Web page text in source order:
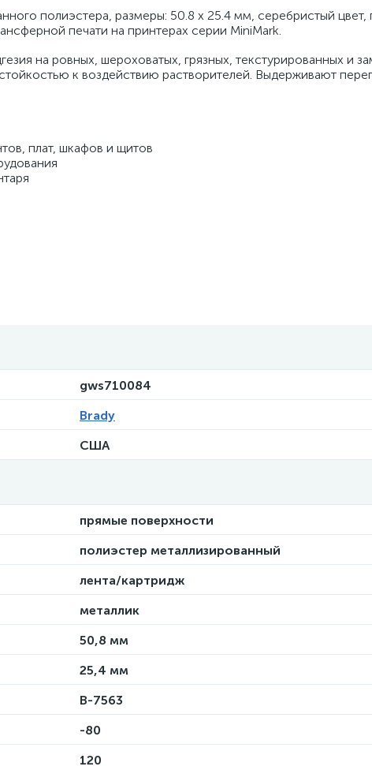
полиэстера, размеры: 50.8 x 25.4 мм, серебристый цвет,
печати на принтерах серии MiniMark.
на ровных, шероховатых, грязных, текстурированных и
к воздействию растворителей. Выдерживают
плат, шкафов и щитов
gws710084
Brady
США
прямые поверхности
полиэстер металлизированный
лента/картридж
металлик
50,8 мм
25,4 мм
B-7563
-80
120